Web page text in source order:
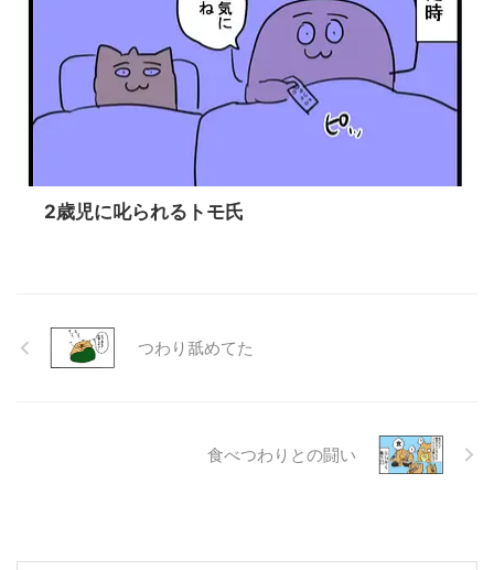
2歳児に叱られるトモ氏
つわり舐めてた
食べつわりとの闘い